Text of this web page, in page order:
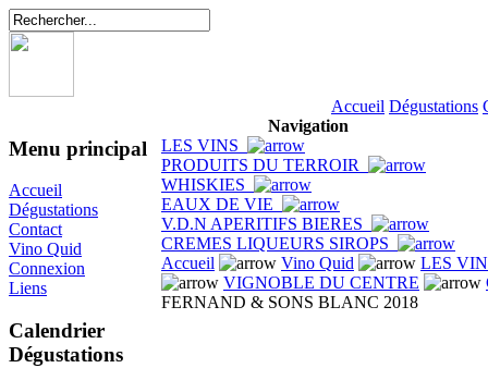
Accueil Dégustations
Menu principal
Accueil
Dégustations
Contact
Vino Quid
Connexion
Liens
Calendrier
Dégustations
Navigation
LES VINS
PRODUITS DU TERROIR
WHISKIES
EAUX DE VIE
V.D.N APERITIFS BIERES
CREMES LIQUEURS SIROPS
Accueil
Vino Quid
LES
VIGNOBLE DU CENTRE
FERNAND & SONS BLANC 2018